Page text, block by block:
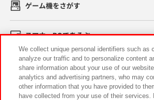
ゲーム機をさがす
スマホ・PCであそぶ
イベント・キャンペーン
We collect unique personal identifiers such as
analyze our traffic and to personalize content
share information about your use of our
analytics and advertising partners, who may
other information that you have provided to
have collected from your use of their services.